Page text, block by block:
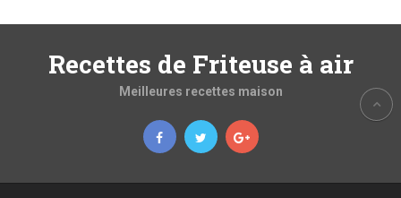
Recettes de Friteuse à air
Meilleures recettes maison